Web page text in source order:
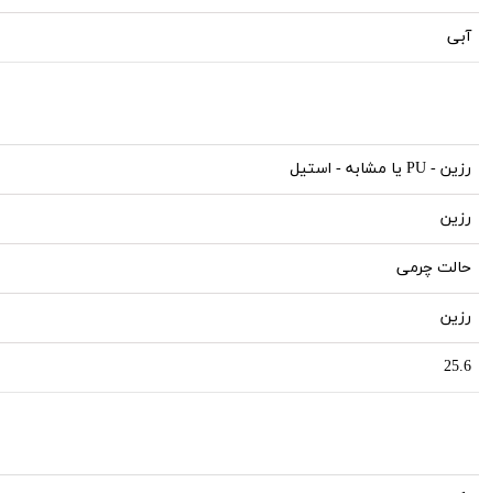
آبی
رزین - PU یا مشابه - استیل
رزین
حالت چرمی
رزین
25.6